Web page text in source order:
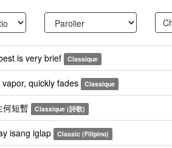
is very brief Classique
quickly fades Classique
短暫 Classique (詩歌)
isang iglap Classic (Filipino)